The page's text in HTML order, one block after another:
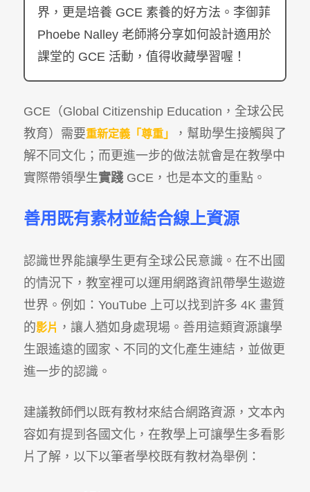
界，更是培養 GCE 素養的好方法。李御菲
Phoebe Nalley 老師將分享如何設計適用於
課堂的 GCE 活動，值得收藏學習喔！
GCE（Global Citizenship Education，全球公民
教育）需要重新定義「尊重」
，幫助學生接觸與了
解不同文化；而更進一步的做法就會是在教學中
實際帶領學生實踐GCE，也是本文的重點。
善用既有素材並結合線上資源
認識世界能讓學生更有全球公民意識。在不出國
的情況下，教室裡可以運用網路資訊帶學生遨遊
世界。例如：YouTube 上可以找到許多 4K 畫質
的影片 ，讓人猶如身處現場。善用這類資源讓學
生跟遙遠的國家、不同的文化產生連結，並做更
進一步的認識。
建議教師們以既有教材來結合網路資源，文本內
容如有提到各國文化，在教學上可讓學生多看影
片了解，以下以筆者學校既有教材為舉例：